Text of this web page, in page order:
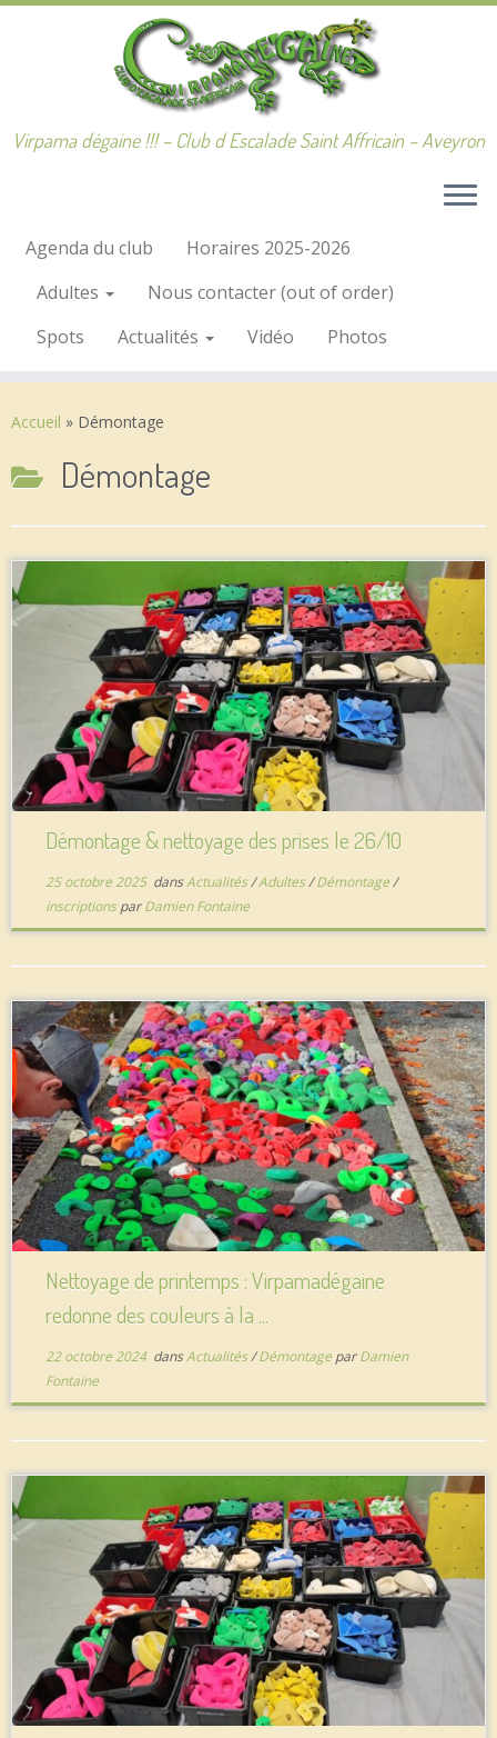
Passer
Virpama dégaine !!! – Club d Escalade Saint Affricain – Aveyron
Agenda du club
Horaires 2025-2026
Adultes
Nous contacter (out of order)
Spots
Actualités Vidéo Photos
Accueil » Démontage
Démontage
Démontage & nettoyage des prises le 26/10
25 octobre 2025dansActualités/Adultes/Démontage/
inscriptions parDamien Fontaine
Nettoyage de printemps : Virpamadégaine
redonne des couleurs à la ...
22 octobre 2024dansActualités/Démontage parDamien
Fontaine